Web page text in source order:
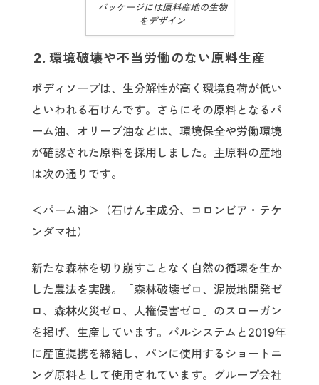
パッケージには原料産地の生物
をデザイン
2. 環境破壊や不当労働のない原料生産
ボディソープは、生分解性が高く環境負荷が低い
といわれる石けんです。さらにその原料となるパ
ーム油、オリーブ油などは、環境保全や労働環境
が確認された原料を採用しました。主原料の産地
は次の通りです。
＜パーム油＞（石けん主成分、コロンビア・テケ
ンダマ社）
新たな森林を切り崩すことなく自然の循環を生か
した農法を実践。「森林破壊ゼロ、泥炭地開発ゼ
ロ、森林火災ゼロ、人権侵害ゼロ」のスローガン
を掲げ、生産しています。パルシステムと2019年
に産直提携を締結し、パンに使用するショートニ
ング原料として使用されています。グループ会社